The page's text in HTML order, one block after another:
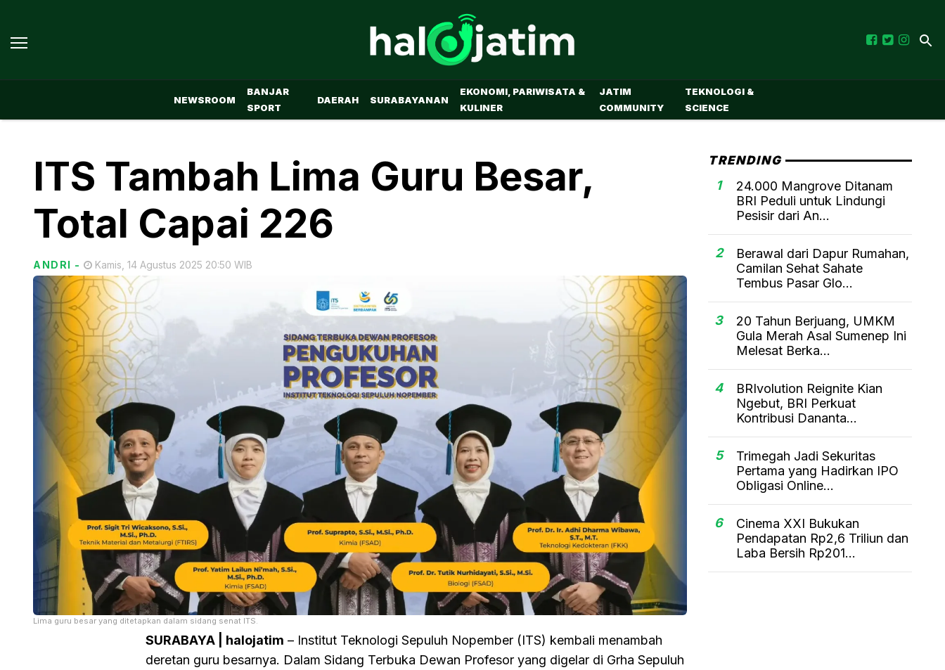
NEWSROOM
BANJAR
SPORT
DAERAH SURABAYANAN
EKONOMI, PARIWISATA &
KULINER
JATIM
COMMUNITY
TEKNOLOGI &
SCIENCE
ITS Tambah Lima Guru Besar,
Total Capai 226
ANDRI - Kamis, 14 Agustus 2025 20:50 WIB
Lima guru besar yang ditetapkan dalam sidang senat ITS.
SURABAYA | halojatim – Institut Teknologi Sepuluh Nopember (ITS) kembali menambah
deretan guru besarnya. Dalam Sidang Terbuka Dewan Profesor yang digelar di Grha Sepuluh
TRENDING
1
24.000 Mangrove Ditanam
BRI Peduli untuk Lindungi
Pesisir dari An...
2
Berawal dari Dapur Rumahan,
Camilan Sehat Sahate
Tembus Pasar Glo...
3
20 Tahun Berjuang, UMKM
Gula Merah Asal Sumenep Ini
Melesat Berka...
4
BRIvolution Reignite Kian
Ngebut, BRI Perkuat
Kontribusi Dananta...
5
Trimegah Jadi Sekuritas
Pertama yang Hadirkan IPO
Obligasi Online...
6
Cinema XXI Bukukan
Pendapatan Rp2,6 Triliun dan
Laba Bersih Rp201...